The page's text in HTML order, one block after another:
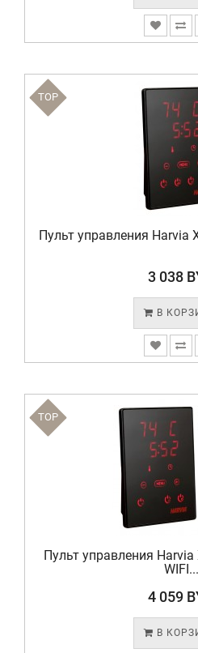
TOP
Пульт управления Harvia
3 038
В
TOP
Пульт управления Harvia
WIFI...
4 059
В